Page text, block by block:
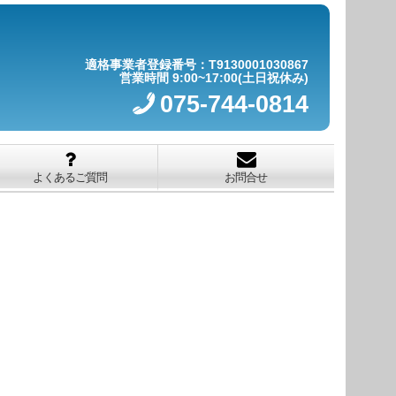
適格事業者登録番号：T9130001030867
営業時間 9:00~17:00(土日祝休み)
075-744-0814
よくあるご質問 お問合せ